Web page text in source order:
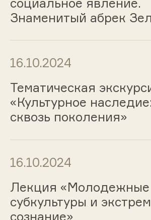
Знаменитый абрек
16.10.2024
Тематическая
«Культурное
сквозь поколения»
16.10.2024
Лекция «Молодежные
субкультуры и
сознание»